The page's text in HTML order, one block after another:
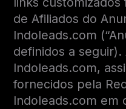
de Afiliados do
Indoleads.com
definidos a seguir).
Indoleads.com,
fornecidos pela
Indoleads.com em